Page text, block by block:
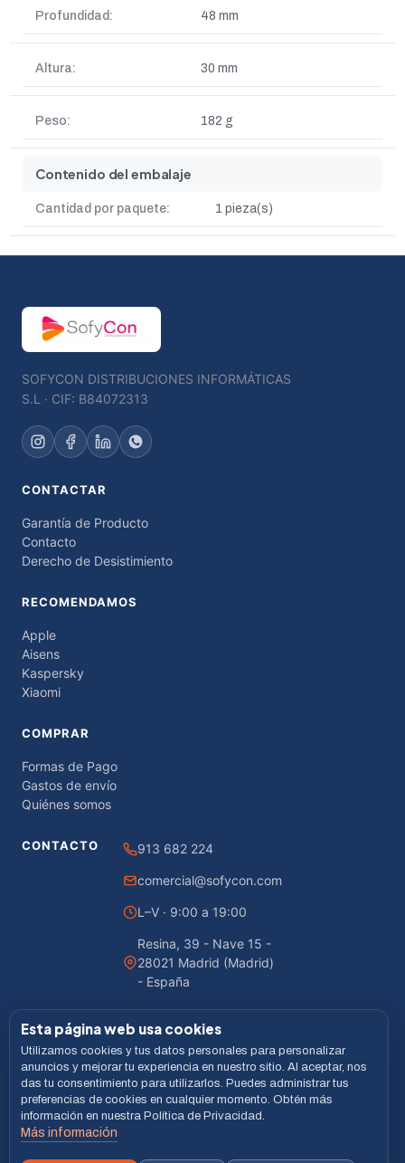
Profundidad: 48 mm
Altura: 30 mm
Peso: 182 g
Contenido del embalaje
Cantidad por paquete: 1 pieza(s)
SOFYCON DISTRIBUCIONES INFORMÁTICAS
S.L · CIF: B84072313
CONTACTAR
Garantía de Producto
Contacto
Derecho de Desistimiento
RECOMENDAMOS
Apple
Aisens
Kaspersky
Xiaomi
COMPRAR
Formas de Pago
Gastos de envío
Quiénes somos
CONTACTO 913 682 224
comercial@sofycon.com
L–V · 9:00 a 19:00
Resina, 39 - Nave 15 -
28021 Madrid (Madrid)
- España
© 2026 Sofycon · Todos los derechos reservados
Desarrollado porLiveCommerce
Aviso legal
Esta página web usa cookies
Utilizamos cookies y tus datos personales para personalizar
anuncios y mejorar tu experiencia en nuestro sitio. Al aceptar, nos
das tu consentimiento para utilizarlos. Puedes administrar tus
preferencias de cookies en cualquier momento. Obtén más
información en nuestra Política de Privacidad.
Más información